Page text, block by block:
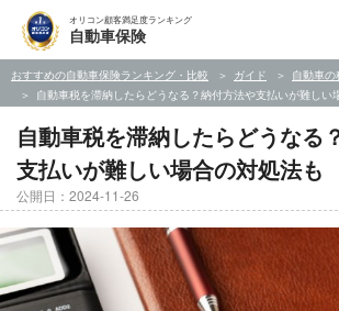
オリコン顧客満足度ランキング
自動車保険
おすすめの自動車保険ランキング・比較 ガイド
自動車の
自動車税を滞納したらどうなる？納付方法や支払いが難しい
自動車税を滞納したらどうなる
支払いが難しい場合の対処法も
公開日：2024-11-26